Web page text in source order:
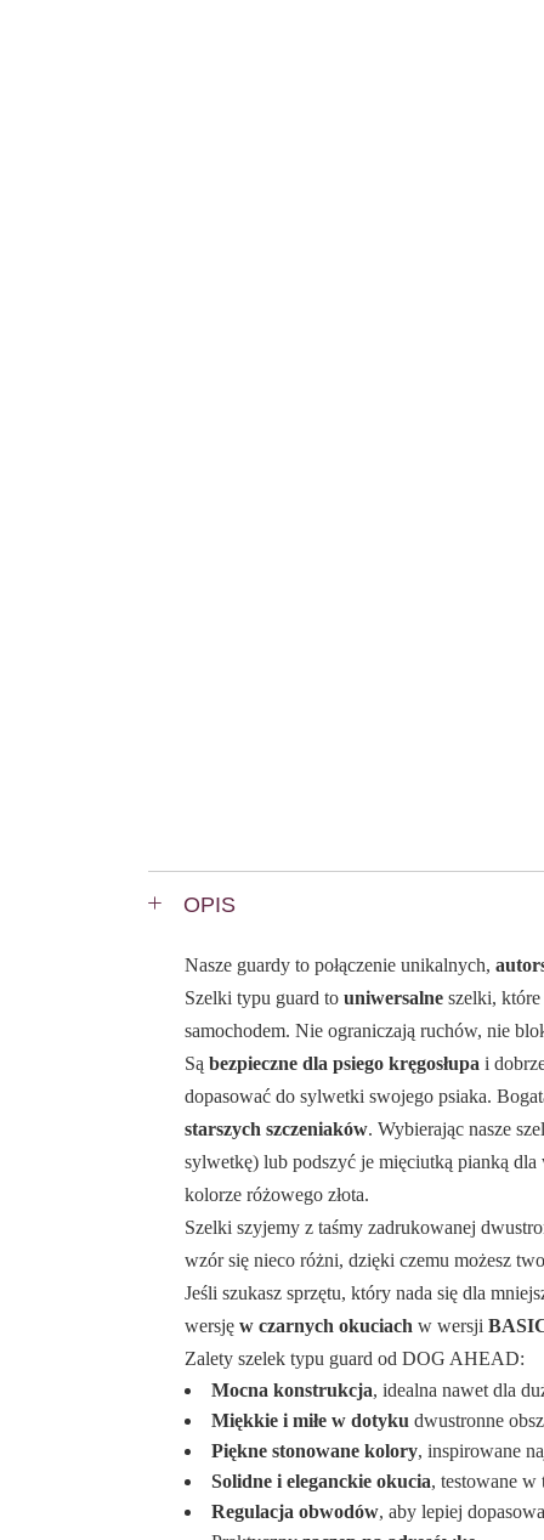
OPIS
Nasze guardy to połączenie unikalnych,
Szelki typu guard to uniwersalne szelki,
samochodem. Nie ograniczają ruchów, nie
Są bezpieczne dla psiego kręgosłupa i
dopasować do sylwetki swojego psiaka.
starszych szczeniaków. Wybierając nasze
sylwetkę) lub podszyć je mięciutką pianką
kolorze różowego złota.
Szelki szyjemy z taśmy zadrukowanej
wzór się nieco różni, dzięki czemu możesz
Jeśli szukasz sprzętu, który nada się dla
wersję w czarnych okuciach w wersji
Zalety szelek typu guard od DOG AHEAD:
Mocna konstrukcja, idealna nawet dla
Miękkie i miłe w dotyku dwustronne
Piękne stonowane kolory, inspirowane
Solidne i eleganckie okucia, testowane w
Regulacja obwodów, aby lepiej